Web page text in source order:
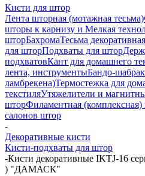
Кисти для штор
Лента шторная (мотажная тесьма)
шторы к карнизу и Мелкая
шторБахромаТесьма
для шторПодхваты для штор
подхватовКант для домашнего
лента, инструментыБандо-
ламбрекена)Термостежка для
текстиляУтяжелители и
шторФиламентная (комплексная)
салонов штор
-
Декоративные кисти
Кисти-подхваты для штор
-Кисти декоративные IKTJ-16
) "ДАМАСК"